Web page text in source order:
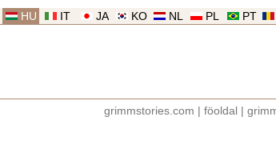
PT
PL
NL
KO
JA
IT
HU
grimmstories.com föoldal